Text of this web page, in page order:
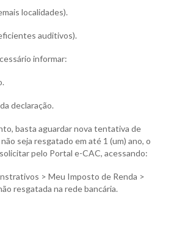
localidades).
auditivos).
informar:
declaração.
basta aguardar nova tentativa de
seja resgatado em até 1 (um) ano, o
pelo Portal e-CAC, acessando:
> Meu Imposto de Renda >
resgatada na rede bancária.